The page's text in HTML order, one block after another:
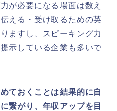
が必要になる場面は数え
える・受け取るための英
ますし、スピーキング力
示している企業も多いで
ておくことは結果的に自
繋がり、年収アップを目